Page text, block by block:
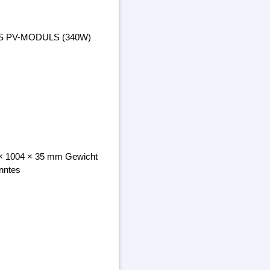
PV-MODULS (340W)
1004 × 35 mm Gewicht